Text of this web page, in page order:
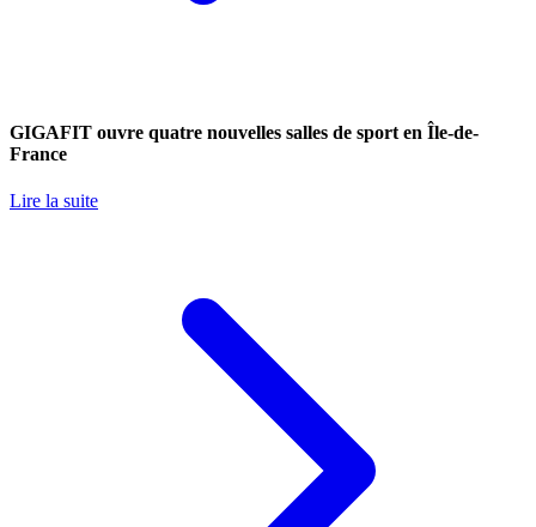
GIGAFIT ouvre quatre nouvelles salles de sport en Île-de-
France
Lire la suite